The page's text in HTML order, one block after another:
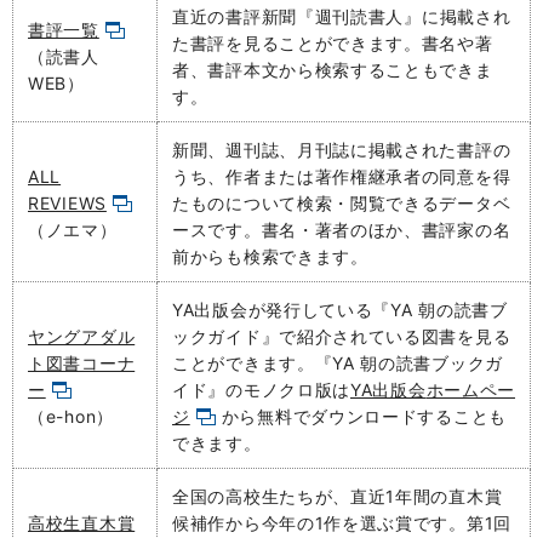
書評一覧
（読書人
WEB）
直近の書評新聞 『週刊読書人』に掲載され
た書評を見ることができます。書名や著
者、書評本文から検索することもできま
す。
ALL
REVIEWS
（ノエマ）
新聞、週刊誌、月刊誌に掲載された書評の
うち、作者または著作権継承者の同意を得
たものについて検索・閲覧できるデータベ
ースです。書名・著者のほか、書評家の名
前からも検索できます。
ヤングアダル
ト図書コーナ
ー
（e-hon）
YA出版会が発行している『YA 朝の読書ブ
ックガイド』で紹介されている図書を見る
ことができます。『YA 朝の読書ブックガ
イド』のモノクロ版はYA出版会ホームペー
ジ
から無料でダウンロードすることも
できます。
高校生直木賞
全国の高校生たちが、直近1年間の直木賞
候補作から今年の1作を選ぶ賞です。第1回